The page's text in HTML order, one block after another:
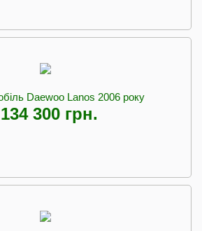
Daewoo Lanos 2006 року
134 300 грн.